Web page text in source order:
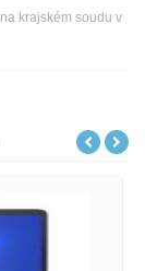
krajském soudu v